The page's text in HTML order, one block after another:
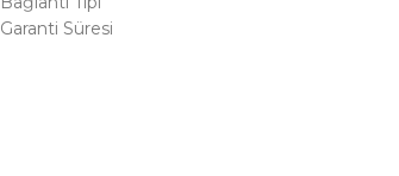
Garanti Süresi